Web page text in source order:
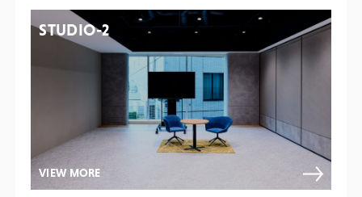
STUDIO-2
VIEW MORE